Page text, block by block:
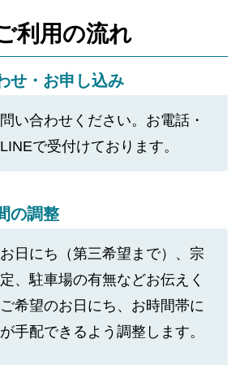
利用の流れ
せ・お申し込み
い合わせください。お電話・
で受付けております。
の調整
日にち（第三希望まで）、宗
、駐車場の有無などお伝えく
希望のお日にち、お時間帯に
手配できるよう調整します。